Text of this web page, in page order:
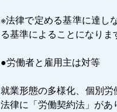
※法律で定める基準に達し
る基準によることになりま
●労働者と雇用主は対等
就業形態の多様化、個別
法律に「労働契約法」があ